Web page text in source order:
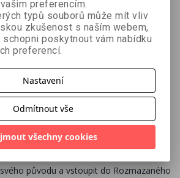
i onoho světa jsou propojeny
zacelit trhliny, které nás spojují s
na uzdě tvory, kteří tam sídlí. Jejich
vždy úspěšné.
se na něj matka dívá, jako by nebyl
nepatřil. S pomocí kamarádky Tanii se
původu a vstoupit do Rozmazaného
preferencím.
typů souborů může mít vliv
zkušenost s naším webem,
poskytnout vám nabídku
preferencí.
Nastavení
Odmítnout vše
všechny cookies